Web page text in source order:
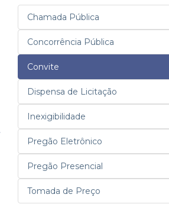
Chamada Pública
Concorrência Pública
Convite
Dispensa de Licitação
Inexigibilidade
Pregão Eletrônico
Pregão Presencial
Tomada de Preço